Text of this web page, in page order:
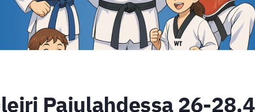
Pajulahdessa 26-